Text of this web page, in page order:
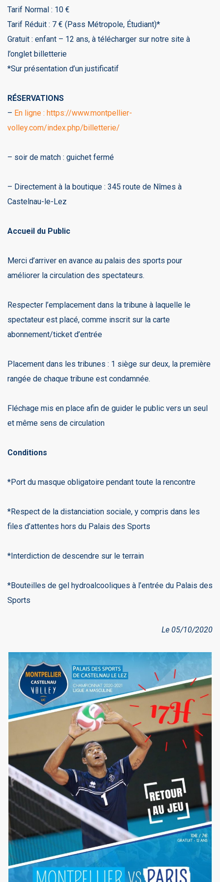
Tarif Normal : 10 €
Tarif Réduit : 7 € (Pass Métropole, Étudiant)*
Gratuit : enfant – 12 ans, à télécharger sur notre site à
l’onglet billetterie
*Sur présentation d’un justificatif
RÉSERVATIONS
– En ligne : https://www.montpellier-
volley.com/index.php/billetterie/
– soir de match : guichet fermé
– Directement à la boutique : 345 route de Nîmes à
Castelnau-le-Lez
Accueil du Public
Merci d’arriver en avance au palais des sports pour
améliorer la circulation des spectateurs.
Respecter l’emplacement dans la tribune à laquelle le
spectateur est placé, comme inscrit sur la carte
abonnement/ticket d’entrée
Placement dans les tribunes : 1 siège sur deux, la première
rangée de chaque tribune est condamnée.
Fléchage mis en place afin de guider le public vers un seul
et même sens de circulation
Conditions
*Port du masque obligatoire pendant toute la rencontre
*Respect de la distanciation sociale, y compris dans les
files d’attentes hors du Palais des Sports
*Interdiction de descendre sur le terrain
*Bouteilles de gel hydroalcooliques à l’entrée du Palais des
Sports
Le 05/10/2020